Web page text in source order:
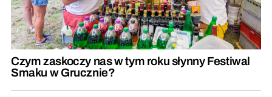
Czym zaskoczy nas w tym roku słynny Festiwal
Smaku w Grucznie?